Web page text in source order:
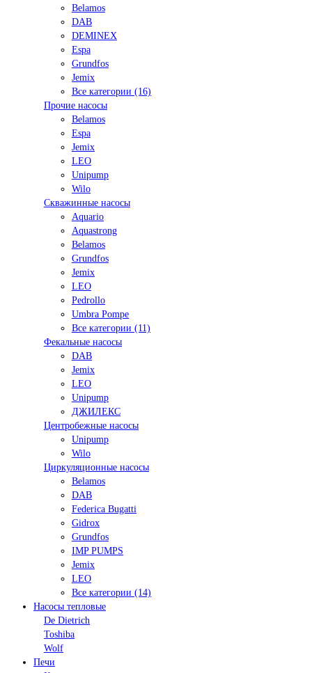
Belamos
DAB
DEMINEX
Espa
Grundfos
Jemix
Все категории (16)
Прочие насосы
Belamos
Espa
Jemix
LEO
Unipump
Wilo
Скважинные насосы
Aquario
Aquastrong
Belamos
Grundfos
Jemix
LEO
Pedrollo
Umbra Pompe
Все категории (11)
Фекальные насосы
DAB
Jemix
LEO
Unipump
ДЖИЛЕКС
Центробежные насосы
Unipump
Wilo
Циркуляционные насосы
Belamos
DAB
Federica Bugatti
Gidrox
Grundfos
IMP PUMPS
Jemix
LEO
Все категории (14)
Насосы тепловые
De Dietrich
Toshiba
Wolf
Печи